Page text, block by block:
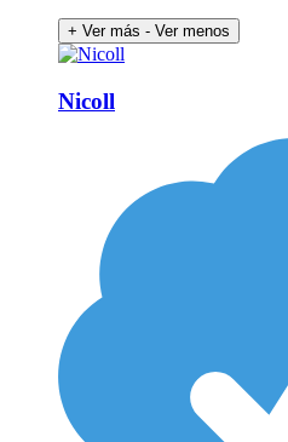
+ Ver más - Ver menos
Nicoll